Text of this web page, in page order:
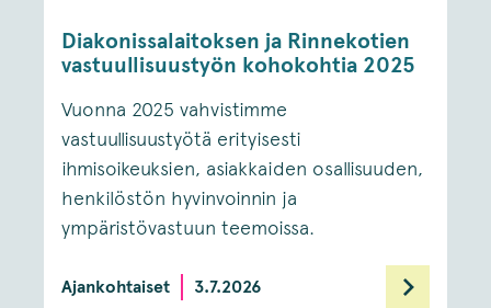
Diakonissalaitoksen ja Rinnekotien
vastuullisuustyön kohokohtia 2025
Vuonna 2025 vahvistimme
vastuullisuustyötä erityisesti
ihmisoikeuksien, asiakkaiden osallisuuden,
henkilöstön hyvinvoinnin ja
ympäristövastuun teemoissa.
Ajankohtaiset 3.7.2026